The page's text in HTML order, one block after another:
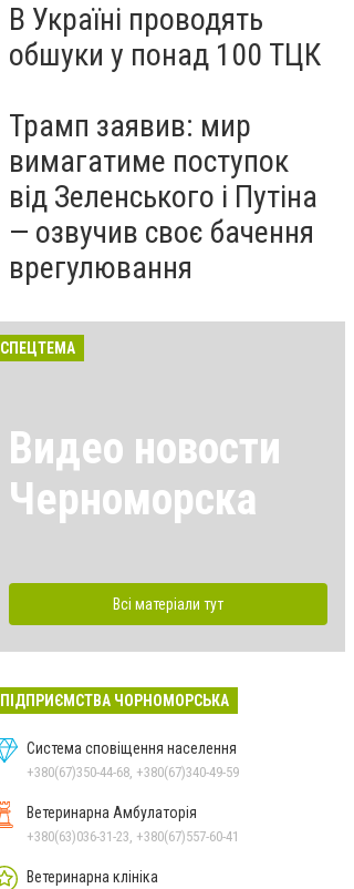
В Україні проводять
обшуки у понад 100 ТЦК
Трамп заявив: мир
вимагатиме поступок
від Зеленського і Путіна
— озвучив своє бачення
врегулювання
СПЕЦТЕМА
Видео новости
Черноморска
Всі матеріали тут
ПІДПРИЄМСТВА ЧОРНОМОРСЬКА
Система сповіщення населення
+380(67)350-44-68, +380(67)340-49-59
Ветеринарна Амбулаторія
+380(63)036-31-23, +380(67)557-60-41
Ветеринарна клініка